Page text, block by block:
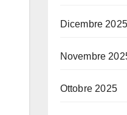
Dicembre 2025
Novembre
Ottobre 2025